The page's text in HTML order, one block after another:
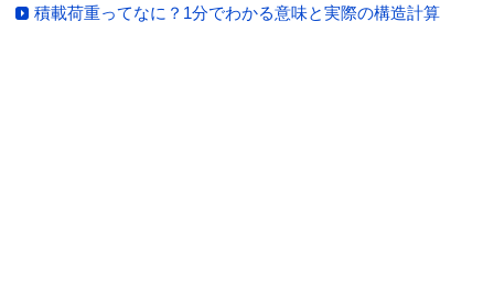
積載荷重ってなに？1分でわかる意味と実際の構造計算